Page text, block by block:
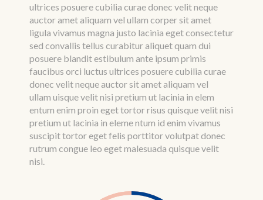
ultrices posuere cubilia curae donec velit neque
auctor amet aliquam vel ullam corper sit amet
ligula vivamus magna justo lacinia eget consectetur
sed convallis tellus curabitur aliquet quam dui
posuere blandit estibulum ante ipsum primis
faucibus orci luctus ultrices posuere cubilia curae
donec velit neque auctor sit amet aliquam vel
ullam uisque velit nisi pretium ut lacinia in elem
entum enim proin eget tortor risus quisque velit nisi
pretium ut lacinia in eleme ntum id enim vivamus
suscipit tortor eget felis porttitor volutpat donec
rutrum congue leo eget malesuada quisque velit
nisi.